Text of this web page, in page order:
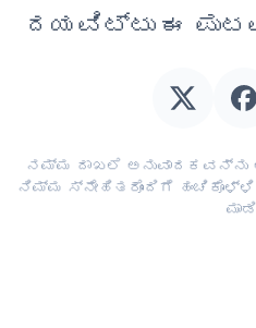
ದಯವಿಟ್ಟು ಈ
ನಮ್ಮ ದಾಖಲೆ ಅನುವಾದಕವನ್ನು
ನಿಮ್ಮ ಸ್ನೇಹಿತರೊಂದಿಗೆ